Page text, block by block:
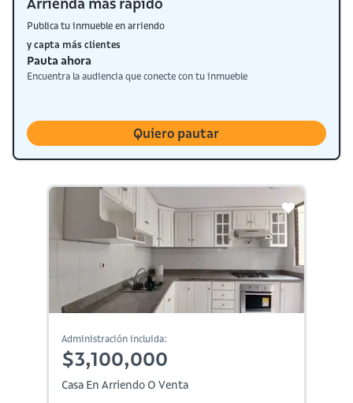
Publica tu inmueble en arriendo
y capta más clientes
Pauta ahora
Encuentra la audiencia que conecte con tu inmueble
Quiero pautar
Administración incluida:
$3,100,000
Casa En Arriendo O Venta